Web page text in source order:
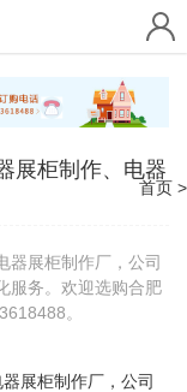
首页
展柜制作、电器
器展柜制作厂，公司
服务。欢迎选购合肥
。
展柜制作厂，公司